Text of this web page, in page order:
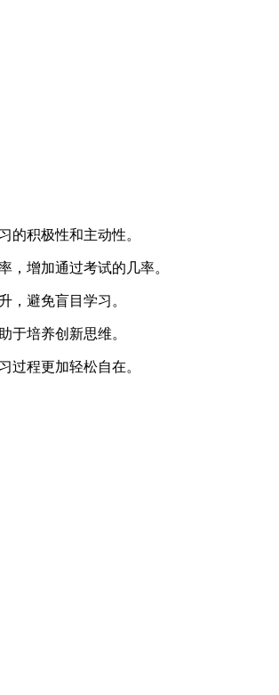
的积极性和主动性。
，增加通过考试的几率。
，避免盲目学习。
于培养创新思维。
过程更加轻松自在。